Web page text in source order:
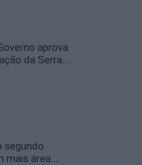
aprova
da Serra...
segundo
mais área...